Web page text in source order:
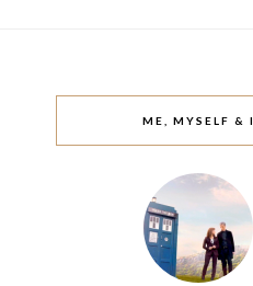
ME, MYSELF & I